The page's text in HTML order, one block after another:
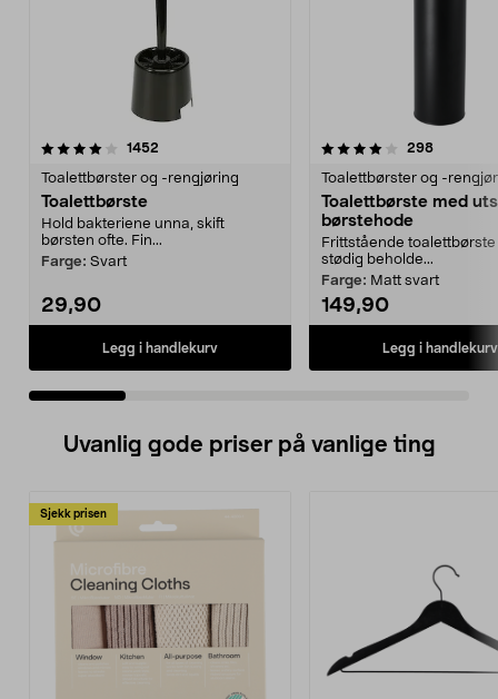
1452
Toalettbørster og -rengjøring
Toalettbørste
Hold bakteriene unna, skift
børsten ofte. Fin...
Farge: Svart
29,90
Legg i handlekurv
4.0 av 5 stjerner 298
Toalettbørster og -
Toalettbørste med
børstehode
Frittstående
stødig beholde...
Farge: Matt svart
149,90
Legg i handlekurv
4.0 av 5 stjerner
Uvanlig gode priser på vanlige ting
Sjekk prisen